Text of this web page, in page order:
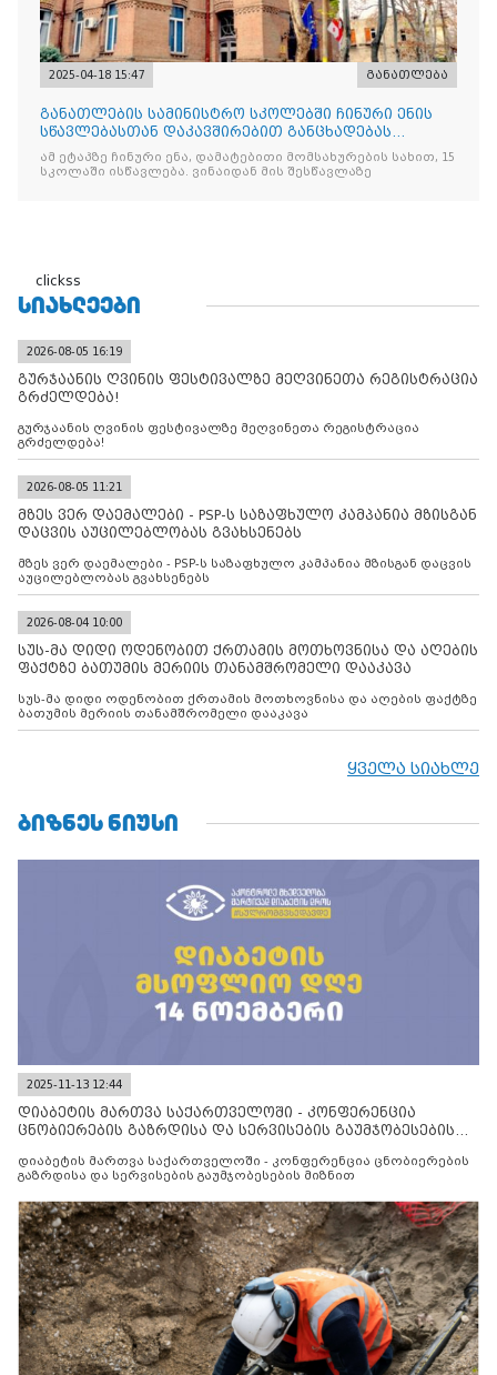
2025-04-18 15:47 განათლება
განათლების სამინისტრო სკოლებში ჩინური ენის
სწავლებასთან დაკავშირებით განცხადებას
ავრცელებს
ამ ეტაპზე ჩინური ენა, დამატებითი მომსახურების სახით, 15
სკოლაში ისწავლება. ვინაიდან მის შესწავლაზე
clickss
ᲡᲘᲐᲮᲚᲔᲔᲑᲘ
2026-08-05 16:19
გურჯაანის ღვინის ფესტივალზე მეღვინეთა რეგისტრაცია
გრძელდება!
გურჯაანის ღვინის ფესტივალზე მეღვინეთა რეგისტრაცია
გრძელდება!
2026-08-05 11:21
მზეს ვერ დაემალები - PSP-ს საზაფხულო კამპანია მზისგან
დაცვის აუცილებლობას გვახსენებს
მზეს ვერ დაემალები - PSP-ს საზაფხულო კამპანია მზისგან დაცვის
აუცილებლობას გვახსენებს
2026-08-04 10:00
სუს-მა დიდი ოდენობით ქრთამის მოთხოვნისა და აღების
ფაქტზე ბათუმის მერიის თანამშრომელი დააკავა
სუს-მა დიდი ოდენობით ქრთამის მოთხოვნისა და აღების ფაქტზე
ბათუმის მერიის თანამშრომელი დააკავა
ყველა სიახლე
ᲑᲘᲖᲜᲔᲡ ᲜᲘᲣᲡᲘ
2025-11-13 12:44
დიაბეტის მართვა საქართველოში - კონფერენცია
ცნობიერების გაზრდისა და სერვისების გაუმჯობესების
დიაბეტის მართვა საქართველოში - კონფერენცია ცნობიერების
გაზრდისა და სერვისების გაუმჯობესების მიზნით